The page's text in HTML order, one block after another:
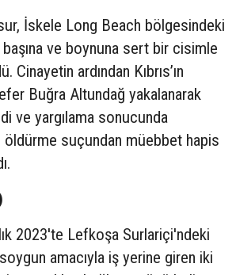
İskele Long Beach bölgesindeki
başına ve boynuna sert bir cisimle
ardından Kıbrıs’ın
Buğra Altundağ yakalanarak
ve yargılama sonucunda
öldürme suçundan müebbet hapis
2023'te Lefkoşa Surlariçi'ndeki
amacıyla iş yerine giren iki